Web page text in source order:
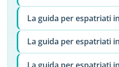
La guida per espatriati
La guida per espatriati